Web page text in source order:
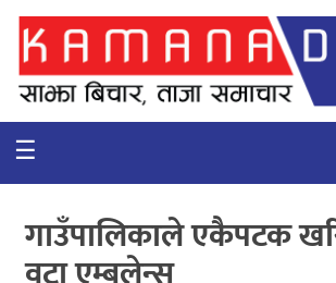
गृहपृष्ठ
समाचार
कुटनिती
कुराकानी
☰
गाउँपालिकाले एकैपटक